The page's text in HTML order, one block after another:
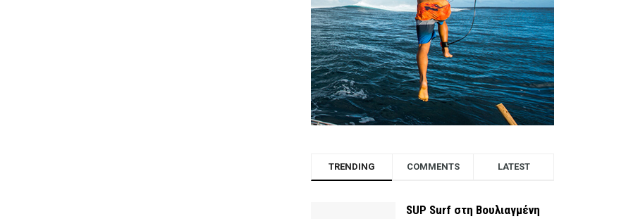
TRENDING COMMENTS LATEST
SUP Surf στη Βουλιαγμένη